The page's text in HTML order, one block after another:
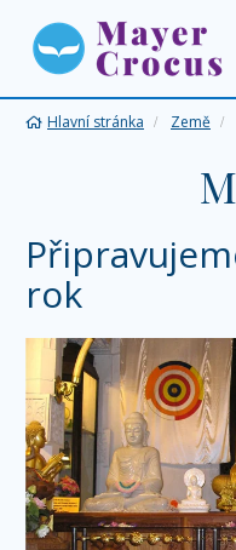
Hlavní stránka Země
rok